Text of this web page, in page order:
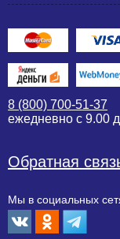
8 (800) 700-51-37
ежедневно с 9.00
Обратная
Мы в социальных